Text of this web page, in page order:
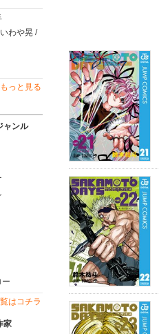
わや晃 /
もっと見る
ャンル
ー
はコチラ
家